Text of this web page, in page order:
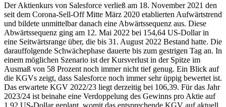
Der Aktienkurs von Salesforce verließ am 18. November 2021 den
seit dem Corona-Sell-Off Mitte März 2020 etablierten Aufwärtstrend
und bildete unmittelbar danach eine Abwärtssequenz aus. Diese
Abwärtssequenz ging am 12. Mai 2022 bei 154,64 US-Dollar in
eine Seitwärtsrange über, die bis 31. August 2022 Bestand hatte. Die
darauffolgende Schwächephase dauerte bis zum gestrigen Tag an. In
einem möglichen Szenario ist der Kursverlust in der Spitze im
Ausmaß von 58 Prozent noch immer nicht tief genug. Ein Blick auf
die KGVs zeigt, dass Salesforce noch immer sehr üppig bewertet ist.
Das erwartete KGV 2022/23 liegt derzeitig bei 106,39. Für das Jahr
2023/24 ist beinahe eine Verdoppelung des Gewinns pro Aktie auf
1,92 US-Dollar geplant, womit das entsprechende KGV auf aktuell